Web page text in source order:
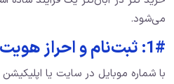
می‌شود.
1#: ثبت‌نام و احراز هویت
با شماره موبایل در سایت یا